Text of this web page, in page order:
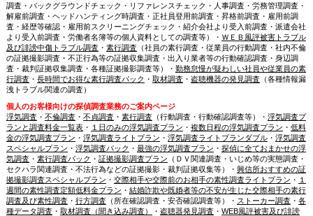
調査・バックグラウンドチェック・リファレンスチェック・人事調査・労務管理調査・
解雇前調査・ヘッドハンティング時調査・正社員登用前調査・昇格前調査・雇用前調
査・経歴等確認・雇用前スクリーニングチェック・紹介会社より受入前調査・派遣会社
より受入前調査・労働者名簿等の個人資料としての調査等）・ ＷＥＢ風評被害トラブル
及び誹謗中傷トラブル調査・ 素行調査（社員の素行調査・従業員の行動調査・社内不倫
の証拠撮影調査・不正行為等の証拠収集調査・出入り業者等の行動確認調査・身辺調
査・裁判証拠収集調査・各種証拠撮影調査等）・ 勤務怠慢が疑わしい社員や従業員の素
行調査・ 長時間でお得な素行調査パック ・ 取材調査・ 盗聴機器の発見調査（各種情報漏
洩トラブル関連の調査）
個人のお客様向けの探偵調査業務のご案内ページ
浮気調査・ 不倫調査・ 不貞調査・ 素行調査（行動調査・行動確認調査等）・ 浮気調査プ
ランと調査料金一覧表・ １日のみの浮気調査プラン ・ 複数日程の浮気調査プラン ・ 低料
金の浮気調査プラン ・ 浮気調査ライトプラン ・ 浮気調査ライトプランダブル・ 浮気調査
スペシャルプラン ・ 浮気調査パック ・ 最強の浮気調査プラン ・ 探偵に全ておまかせの浮
気調査・ 素行調査パック ・ 証拠撮影調査プラン （ＤＶ関連調査・いじめ等の実態調査・
セクハラ関連調査・不法行為などの証拠撮影・裁判証拠収集等）・ 興信所おすすめの証
拠撮影調査スペシャルプラン ・ 交際相手や交際前のお相手の素性調査ライトプラン ・ １
週間の素性調査定額低料金プラン ・ 結婚詐欺や既婚者等の不安が生じた交際相手の素行
調査及び素性調査・ 行方調査（所在確認調査・安否確認調査等）・ ストーカー調査・ 各
種データ調査・ 取材調査（聞き込み調査） ・ 盗聴器発見調査・ WEB風評被害及び誹謗